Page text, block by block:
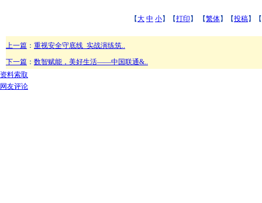
【大 中 小】【打印 】 【繁体】【投稿】【
上一篇 ： 重视安全守底线 实战演练筑..
下一篇 ： 数智赋能，美好生活——中国联通&..
资料索取
网友评论